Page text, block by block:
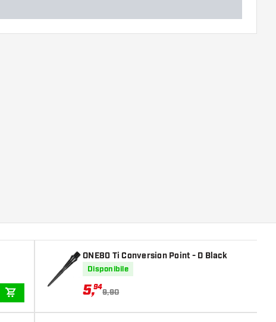
AGGIUNGI AL CARRELLO
ONE80 Ti Conversion Point - D Black
Disponibile
5,94
9,90